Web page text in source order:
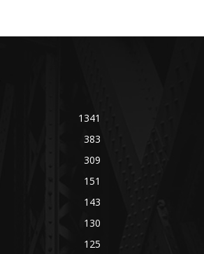
1341
383
309
151
143
130
125